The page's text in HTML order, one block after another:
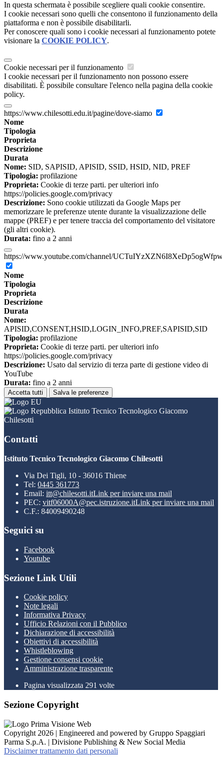
In questa schermata è possibile scegliere quali cookie consentire.
I cookie necessari sono quelli che consentono il funzionamento della
piattaforma e non è possibile disabilitarli.
Per conoscere quali sono i cookie necessari al funzionamento potete
visionare la COOKIE POLICY.
Cookie necessari per il funzionamento
I cookie necessari per il funzionamento non possono essere
disabilitati. È possibile consultare l'elenco nella pagina della cookie
policy.
https://www.chilesotti.edu.it/pagine/dove-siamo
Nome
Tipologia
Proprieta
Descrizione
Durata
Nome: SID, SAPISID, APISID, SSID, HSID, NID, PREF
Tipologia: profilazione
Proprieta: Cookie di terze parti. per ulteriori info
https://policies.google.com/privacy
Descrizione: Sono cookie utilizzati da Google Maps per
memorizzare le preferenze utente durante la visualizzazione delle
mappe (PREF) e per tenere traccia del comportamento del visitatore
(gli altri cookie).
Durata: fino a 2 anni
https://www.youtube.com/channel/
Nome
Tipologia
Proprieta
Descrizione
Durata
Nome:
APISID,CONSENT,HSID,LOGIN_INFO,PREF,SAPISID,SID
Tipologia: profilazione
Proprieta: Cookie di terze parti. per ulteriori info
https://policies.google.com/privacy
Descrizione: Usato dal servizio di terza parte di gestione video di
YouTube
Durata: fino a 2 anni
Accetta tutti Salva le preferenze
Istituto Tecnico Tecnologico Giacomo
Chilesotti
Contatti
Istituto Tecnico Tecnologico Giacomo Chilesotti
Via Dei Tigli, 10 - 36016 Thiene
Tel: 0445 361773
Email: itt@chilesotti.itLink per inviare una mail
PEC: vitf06000A@pec.istruzione.itLink per inviare una mail
C.F.: 84009490248
Seguici su
Facebook
Youtube
Sezione Link Utili
Cookie policy
Note legali
Informativa Privacy
Ufficio Relazioni con il Pubblico
Dichiarazione di accessibilità
Obiettivi di accessibilità
Whistleblowing
Gestione consensi cookie
Amministrazione trasparente
Pagina visualizzata 291 volte
Sezione Copyright
Copyright 2026 | Engineered and powered by Gruppo Spaggiari
Parma S.p.A. | Divisione Publishing & New Social Media
Disclaimer trattamento dati personali